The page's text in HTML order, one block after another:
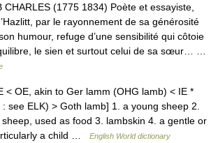
(1775 1834) Poète et essayiste,
par le rayonnement de sa générosité
humour, refuge d’une sensibilité qui côtoie
le sien et surtout celui de sa sœur… …
OE, akin to Ger lamm (OHG lamb) < IE *
see ELK) > Goth lamb] 1. a young sheep 2.
used as food 3. lambskin 4. a gentle or
a child …
English World dictionary